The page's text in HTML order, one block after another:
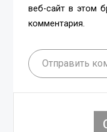
веб-сайт в этом
комментария.
Отправить